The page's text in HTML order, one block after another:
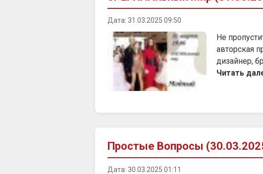
Дата: 31.03.2025 09:50
Не
авторская
дизайнер,
Читать
Простые Вопросы
Дата: 30.03.2025 01:11